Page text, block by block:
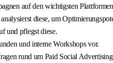
auf den wichtigsten
diese, um
und pflegst diese.
und interne Workshops vor.
rund um Paid Social